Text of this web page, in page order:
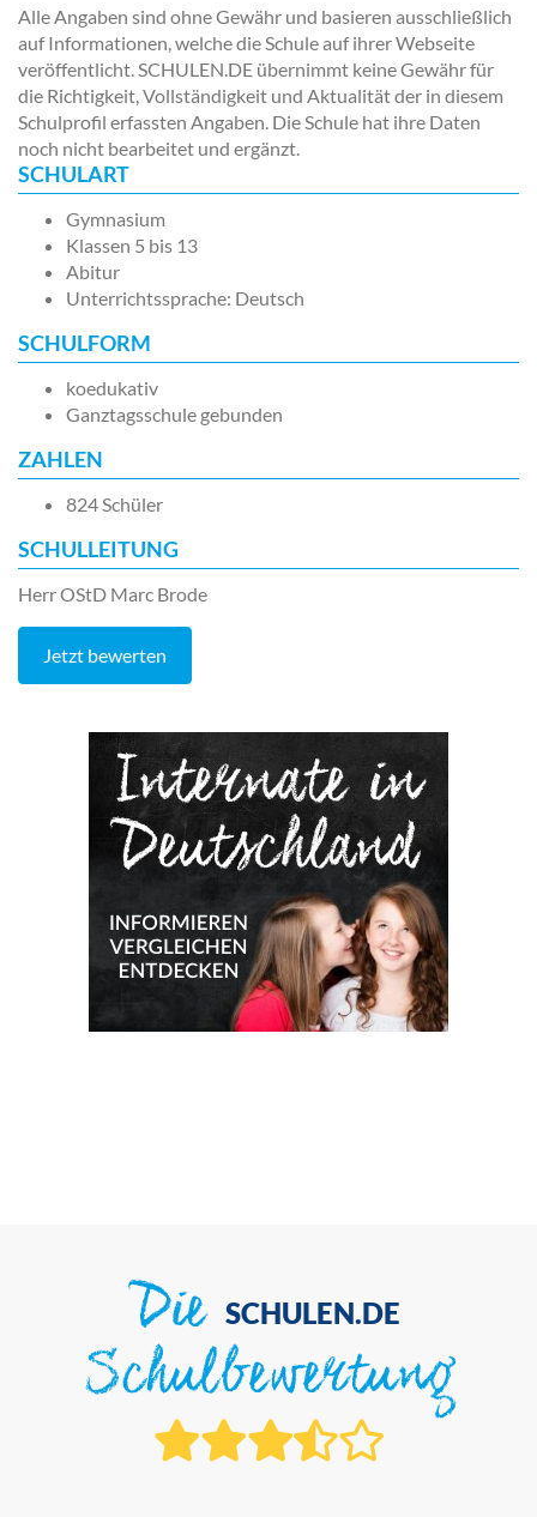
Alle Angaben sind ohne Gewähr und basieren ausschließlich
auf Informationen, welche die Schule auf ihrer Webseite
veröffentlicht. SCHULEN.DE übernimmt keine Gewähr für
die Richtigkeit, Vollständigkeit und Aktualität der in diesem
Schulprofil erfassten Angaben. Die Schule hat ihre Daten
noch nicht bearbeitet und ergänzt.
SCHULART
Gymnasium
Klassen 5 bis 13
Abitur
Unterrichtssprache: Deutsch
SCHULFORM
koedukativ
Ganztagsschule gebunden
ZAHLEN
824 Schüler
SCHULLEITUNG
Herr OStD Marc Brode
Jetzt bewerten
Die SCHULEN.DE
Schulbewertung